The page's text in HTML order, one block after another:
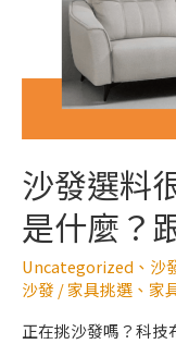
沙發選料
是什麼？
Uncategorized 、 沙
沙發 /家具挑選 、 家
正在挑沙發嗎？科技